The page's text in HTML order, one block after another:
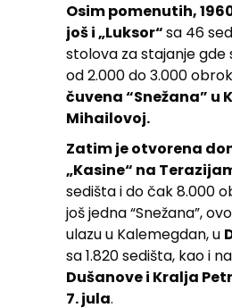
Osim pomenutih,
još i „Luksor“sa 46
stolova za stajanje
od 2.000 do 3.000
čuvena “Snežana” u
Mihailovoj.
Zatim je otvorena
„Kasine“ na
sedišta i do čak 8.000
još jedna “Snežana”,
ulazu u Kalemegdan, u
sa 1.820 sedišta, kao i na
Dušanove i Kralja
7. jula.